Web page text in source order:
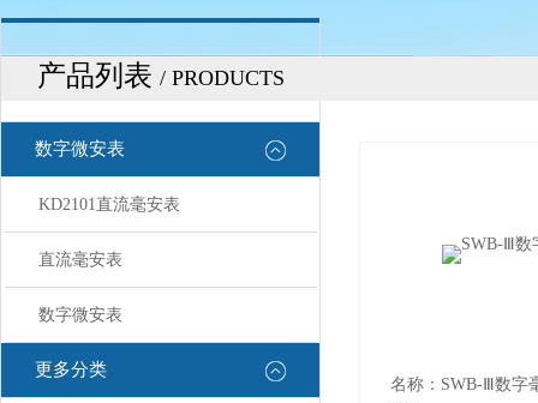
产品列表 / PRODUCTS
数字微安表
KD2101直流毫安表
直流毫安表
数字微安表
更多分类
名称：SWB-Ⅲ数字